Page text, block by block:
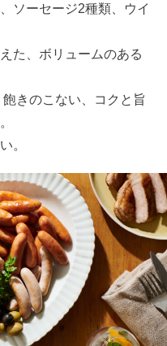
ソーセージ2種類、ウイ
た、ボリュームのある
きのこない、コクと旨
。